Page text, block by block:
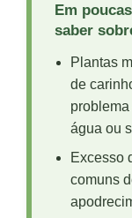
Em
saber
Plantas
de
água ou
Excesso
comuns